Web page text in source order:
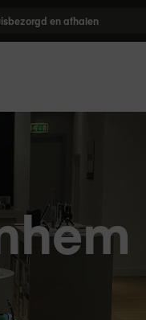
en afhalen